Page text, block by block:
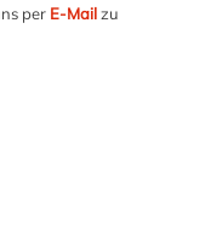
per E-Mailzu